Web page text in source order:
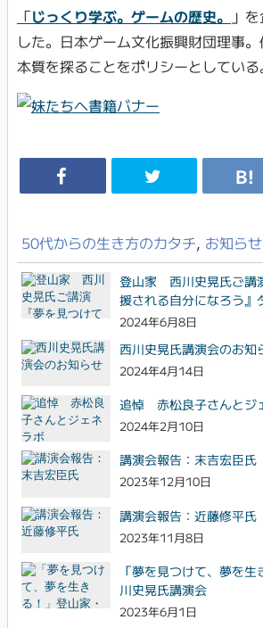
「じっくり学ぶ。ゲームの歴史。
」
した。日本ゲーム文化振興財団理事。
本質を探ることをポリシーとしている
50代からの生き方のカタチ, お知らせ
登山家 西川史晃氏ご講
援される自分になろう』
2024年6月8日
西川史晃氏講演会のお知
2024年4月14日
追悼 赤松良子さんとジ
2024年2月10日
講演会報告：末吉宏臣氏
2023年12月10日
講演会報告：近藤修平氏
2023年11月8日
「夢を見つけて、夢を
川史晃氏講演会
2023年6月1日